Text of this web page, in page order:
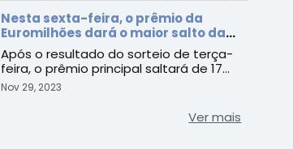
Nesta sexta-feira, o prêmio da
Euromilhões dará o maior salto da
história, chegando a 200 milhões de
euros
Após o resultado do sorteio de terça-
feira, o prêmio principal saltará de 17
milhões de euros pa ...
Nov 29, 2023
Ver mais